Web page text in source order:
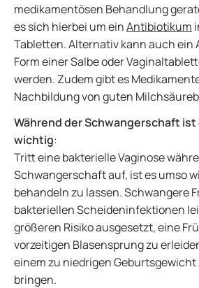
medikamentösen Behandlung
es sich hierbei um einAntibiotikum
Tabletten. Alternativ kann auch ein
Form einer Salbe oder
werden. Zudem gibt es
Nachbildung von guten
Während der Schwangerschaft
wichtig:
Tritt eine bakterielle Vaginose
Schwangerschaft auf, ist es umso
behandeln zu lassen. Schwangere
bakteriellen Scheideninfektionen
größeren Risiko ausgesetzt, eine
vorzeitigen Blasensprung zu
einem zu niedrigen Geburtsgewicht
bringen.